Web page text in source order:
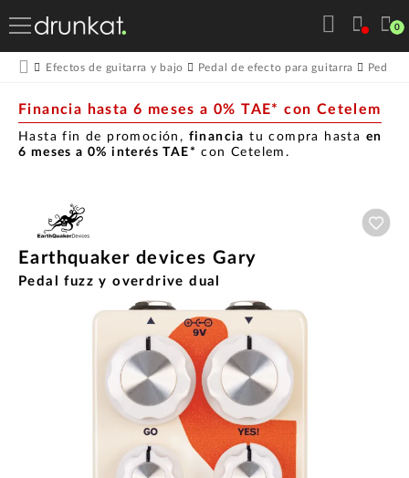
0
Efectos de guitarra y bajo Pedal de efecto para guitarra
Financia hasta 6 meses a 0% TAE* con Cetelem
Hasta fin de promoción, financia tu compra hasta en
6 meses a 0% interés TAE* con Cetelem.
Earthquaker devices Gary
Pedal fuzz y overdrive dual